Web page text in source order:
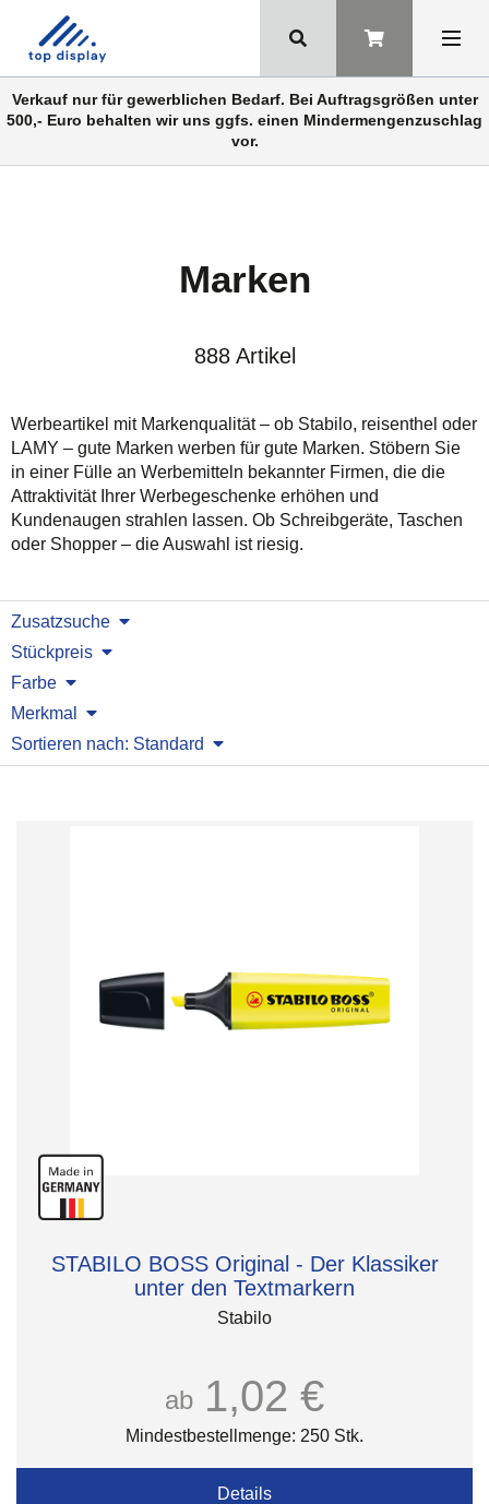
Verkauf nur für gewerblichen Bedarf. Bei Auftragsgrößen unter
500,- Euro behalten wir uns ggfs. einen Mindermengenzuschlag
vor.
Marken
888 Artikel
Werbeartikel mit Markenqualität – ob Stabilo, reisenthel oder
LAMY – gute Marken werben für gute Marken. Stöbern Sie
in einer Fülle an Werbemitteln bekannter Firmen, die die
Attraktivität Ihrer Werbegeschenke erhöhen und
Kundenaugen strahlen lassen. Ob Schreibgeräte, Taschen
oder Shopper – die Auswahl ist riesig.
Zusatzsuche
Stückpreis
Farbe
Merkmal
Sortieren nach: Standard
STABILO BOSS Original - Der Klassiker
unter den Textmarkern
Stabilo
ab 1,02 €
Mindestbestellmenge: 250 Stk.
Details